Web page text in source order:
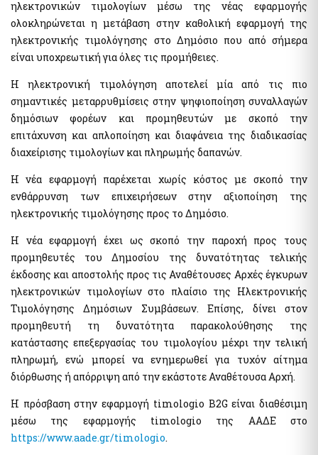
Μισθοδοσία υπαλλήλων Υπ. Οικονομικών & Εποπτευόμενων
Φορέων
e-Δελτίο Ατομικής Υπηρεσιακής Κατάστασης (ΔΑΥΚ)
Ακίνητα
Εκτιμήσεις Τιμών Ζώνης ΑΠΑΑ
Μητρώο Αξιών Μεταβιβάσεων Ακινήτων
Φύλλα Υπολογισμού ΑΠΑΑ
Οδηγίες - Έντυπα
e-Έντυπα
Λοιπές Υπηρεσίες Δ.Δ.
Εθνικό Μητρώο Επικοινωνίας (Ε.Μ.Επ) Κέντρο Ειδοποιήσεων
Κράτος φιλικό προς τον πολίτη (ΔΔ)
Υπηρεσία Εξουσιοδότησης Χρηστών Οριζόντιων
Πληροφοριακών Συστημάτων Δημόσιας Διοίκησης
Υπηρεσία Εξουσιοδότησης Χρηστών Ιδιωτικού Τομέα για
πρόσβαση σε εξειδικευμένα πληροφοριακά συστήματα του
Μητρώο Ανθρώπινου Δυναμικού Ελληνικού Δημοσίου
Μητρώο Πιστοποιημένων Εκτιμητών Δημοσίου
Σύνοψη Μητρώου Δεσμεύσεων
Ψηφιακές Υπογραφές
Αιγιαλοί - Δημόσια Περιουσία
e-Δημοπρασίες Αιγιαλών
Ευρετήριο και Χάρτης Καθορισμένου Αιγιαλού
e-Aιτήσεις προς τις Υπηρεσίες Δημόσιας Περιουσίας
Ψηφιακές Υπηρεσίες Κοινωφελών Περιουσιών
Επιχειρήσεις
Εξωδικαστικός Μηχανισμός
Μητρώο Δεξαμενών Ενεργειακών Προϊόντων
Μητρώο Πραγματικών Δικαιούχων
Προστασία επιχειρήσεων πληγέντων Κορωνοϊού Αίτηση
υπαγωγής στη διαδικασία συνεισφοράς Δημοσίου στην
αποπληρωμή επιχειρηματικών δανείων
Know Your Business – (eGov-KYB)
Σύστημα Ιχνηλασιμότητας Καπνικών Προϊόντων (ID Issuer)
Aκίνητα
Ηλεκτρονική Πλατφόρμα Προστασίας Κύριας Κατοικίας
Φύλλα Υπολογισμού ΑΠΑΑ
Εκτιμήσεις Τιμών Ζώνης ΑΠΑΑ
Μητρώο Αξιών Μεταβιβάσεων Ακινήτων
Προστασία Κύριας Κατοικίας πληγέντων Κορωνοιού
ηλεκτρονικών τιμολογίων μέσω της νέας εφαρμογής
ολοκληρώνεται η μετάβαση στην καθολική εφαρμογή της
ηλεκτρονικής τιμολόγησης στο Δημόσιο που από σήμερα
είναι υποχρεωτική για όλες τις προμήθειες.
Η ηλεκτρονική τιμολόγηση αποτελεί μία από τις πιο
σημαντικές μεταρρυθμίσεις στην ψηφιοποίηση συναλλαγών
δημόσιων φορέων και προμηθευτών με σκοπό την
επιτάχυνση και απλοποίηση και διαφάνεια της διαδικασίας
διαχείρισης τιμολογίων και πληρωμής δαπανών.
Η νέα εφαρμογή παρέχεται χωρίς κόστος με σκοπό την
ενθάρρυνση των επιχειρήσεων στην αξιοποίηση της
ηλεκτρονικής τιμολόγησης προς το Δημόσιο.
Η νέα εφαρμογή έχει ως σκοπό την παροχή προς τους
προμηθευτές του Δημοσίου της δυνατότητας τελικής
έκδοσης και αποστολής προς τις Αναθέτουσες Αρχές έγκυρων
ηλεκτρονικών τιμολογίων στο πλαίσιο της Ηλεκτρονικής
Τιμολόγησης Δημόσιων Συμβάσεων. Επίσης, δίνει στον
προμηθευτή τη δυνατότητα παρακολούθησης της
κατάστασης επεξεργασίας του τιμολογίου μέχρι την τελική
πληρωμή, ενώ μπορεί να ενημερωθεί για τυχόν αίτημα
διόρθωσης ή απόρριψη από την εκάστοτε Αναθέτουσα Αρχή.
Η πρόσβαση στην εφαρμογή timologio B2G είναι διαθέσιμη
μέσω της εφαρμογής timologio της ΑΑΔΕ στο
https://www.aade.gr/timologio.